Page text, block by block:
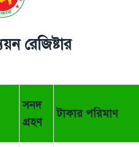
রেজিষ্টার
সনদ
গ্রহণ
টাকার পরিমাণ